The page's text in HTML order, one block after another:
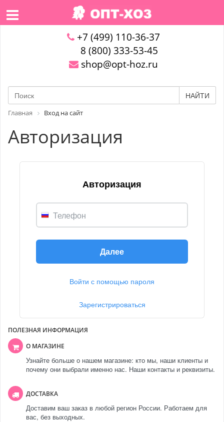
+7 (499) 110-36-37
8 (800) 333-53-45
shop@opt-hoz.ru
НАЙТИ
Главная Вход на сайт
Авторизация
Авторизация
Телефон
Далее
Войти с помощью пароля
Зарегистрироваться
ПОЛЕЗНАЯ ИНФОРМАЦИЯ
О МАГАЗИНЕ
Узнайте больше о нашем магазине: кто мы, наши клиенты и
почему они выбрали именно нас. Наши контакты и реквизиты.
ДОСТАВКА
Доставим ваш заказ в любой регион России. Работаем для
вас, без выходных.